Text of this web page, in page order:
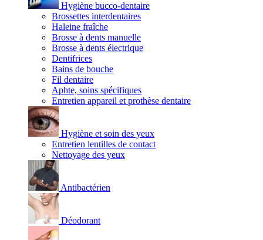
Hygiène bucco-dentaire
Brossettes interdentaires
Haleine fraîche
Brosse à dents manuelle
Brosse à dents électrique
Dentifrices
Bains de bouche
Fil dentaire
Aphte, soins spécifiques
Entretien appareil et prothèse dentaire
Hygiène et soin des yeux
Entretien lentilles de contact
Nettoyage des yeux
Antibactérien
Déodorant